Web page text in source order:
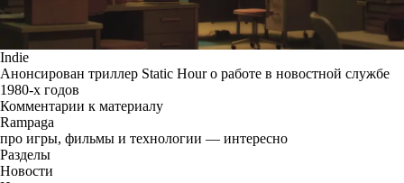
Indie
Анонсирован триллер Static Hour о работе в новостной службе
1980-х годов
Комментарии к материалу
Rampaga
про игры, фильмы и технологии — интересно
Разделы
Новости